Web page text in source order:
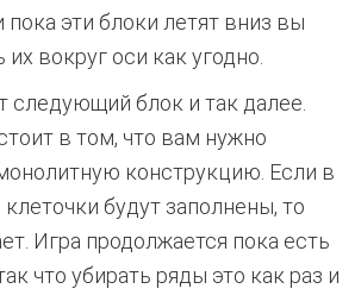
пока эти блоки летят вниз вы
вокруг оси как угодно.
следующий блок и так далее.
в том, что вам нужно
конструкцию. Если в
будут заполнены, то
Игра продолжается пока есть
что убирать ряды это как раз и